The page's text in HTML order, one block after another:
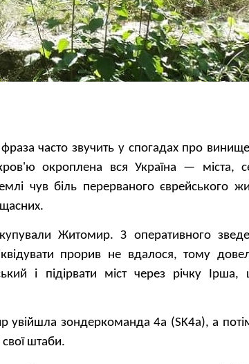
часто звучить у спогадах про
окроплена вся Україна — міста,
чув біль перерваного єврейського
Житомир. З оперативного
прорив не вдалося, тому
і підірвати міст через річку Ірша,
увійшла зондеркоманда 4а (SK4a), а
штаби.